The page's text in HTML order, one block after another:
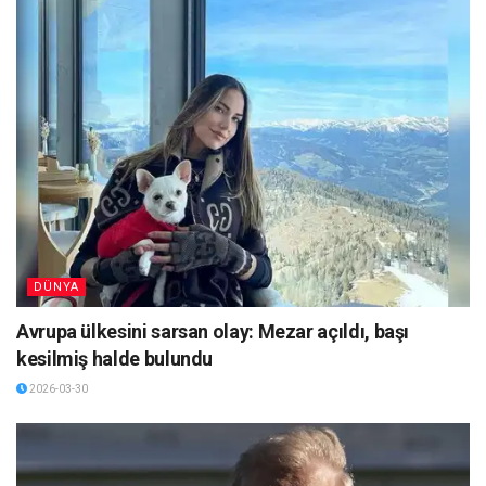
DÜNYA
Avrupa ülkesini sarsan olay: Mezar açıldı, başı
kesilmiş halde bulundu
2026-03-30